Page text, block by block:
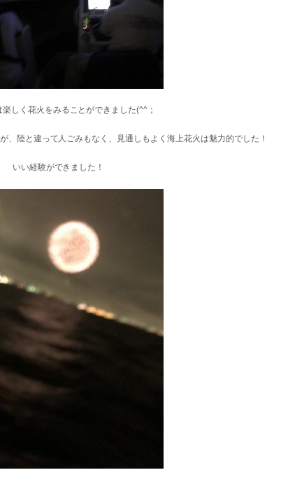
楽しく花火をみることができました(^^；
、陸と違って人ごみもなく、見通しもよく海上花火は魅力的でした！
いい経験ができました！